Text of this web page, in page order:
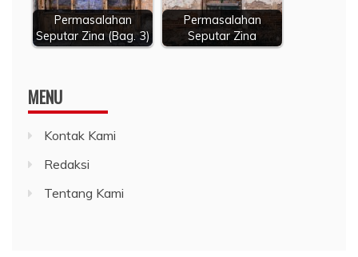
Permasalahan
Seputar Zina (Bag. 3)
Permasalahan
Seputar Zina
MENU
Kontak Kami
Redaksi
Tentang Kami